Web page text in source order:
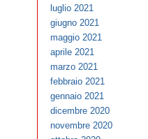
luglio 2021
giugno 2021
maggio 2021
aprile 2021
marzo 2021
febbraio 2021
gennaio 2021
dicembre 2020
novembre 2020